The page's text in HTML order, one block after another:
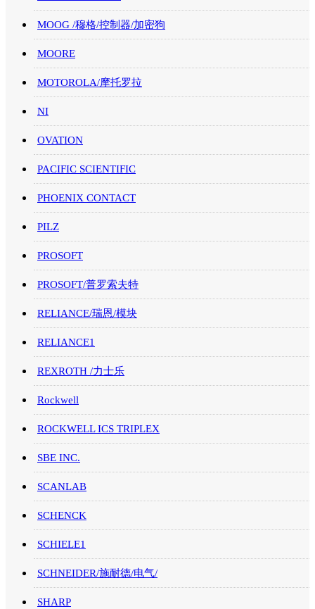
MOOG /穆格/控制器/加密狗
MOORE
MOTOROLA/摩托罗拉
NI
OVATION
PACIFIC SCIENTIFIC
PHOENIX CONTACT
PILZ
PROSOFT
PROSOFT/普罗索夫特
RELIANCE/瑞恩/模块
RELIANCE1
REXROTH /力士乐
Rockwell
ROCKWELL ICS TRIPLEX
SBE INC.
SCANLAB
SCHENCK
SCHIELE1
SCHNEIDER/施耐德/电气/
SHARP